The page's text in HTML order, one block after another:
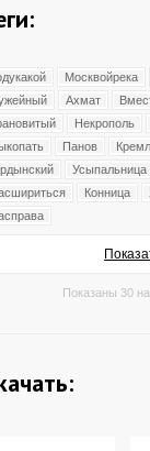
Москвойрека
Ахмат
Некрополь
Панов
Усыпальница
Конница
Показаны 30